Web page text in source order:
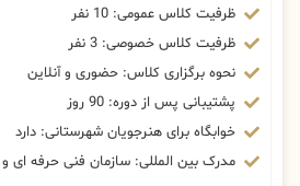
ظرفیت کلاس عمومی: 10 نفر
ظرفیت کلاس خصوصی: 3 نفر
نحوه برگزاری کلاس: حضوری و آنلاین
پشتیبانی پس از دوره: 90 روز
خوابگاه برای هنرجویان شهرستانی: دارد
مدرک بین المللی: سازمان فنی حرفه ای و